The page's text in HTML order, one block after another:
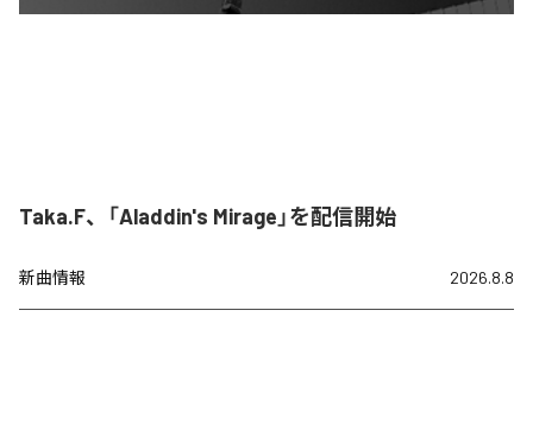
Taka.F、「Aladdin's Mirage」を配信開始
新曲情報 2026.8.8